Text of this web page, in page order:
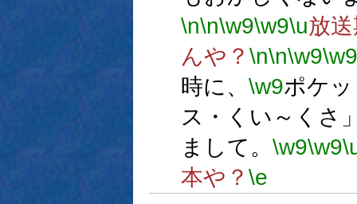
\n\n\w9\w9\u放
んや？ \n\n\w9\w9
時に、 \w9ポケ
ス・くい～くさ
まして。 \w9\w9
本や？ \e